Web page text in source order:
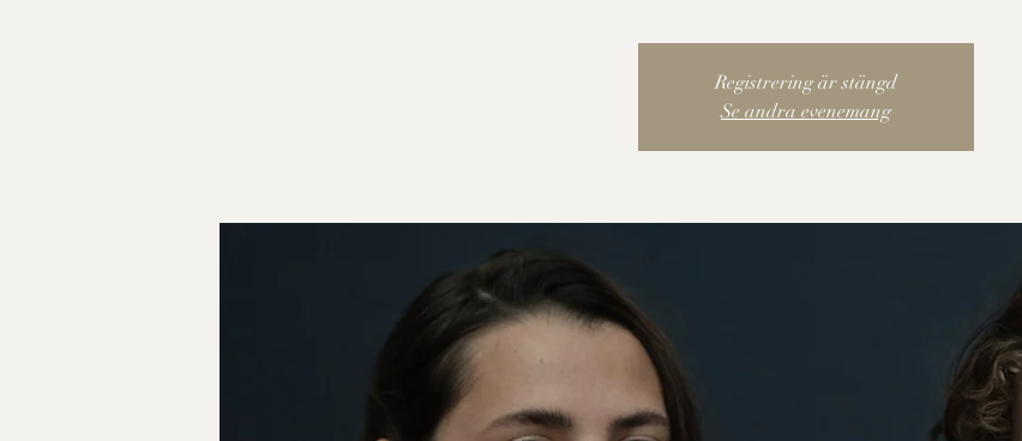
Registrering är stängd
Se andra evenemang